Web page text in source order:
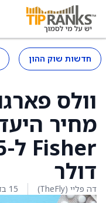
חדשות שוק ההון
וולס
דולר
דה פליי (TheFly) 15 בדצמבר 2025